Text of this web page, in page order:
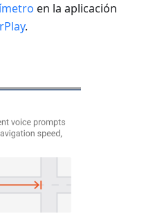
en la aplicación
.